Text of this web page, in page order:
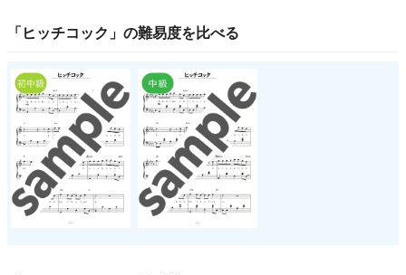
「 ヒッチコック 」の難易度を比べる